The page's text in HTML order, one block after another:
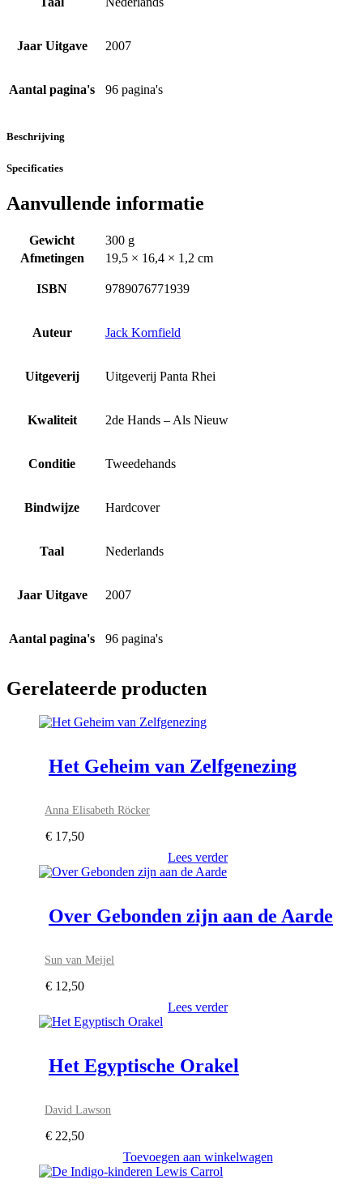
Jaar Uitgave 2007
Aantal pagina's 96 pagina's
Beschrijving
Specificaties
Aanvullende informatie
Gewicht
300 g
Afmetingen
19,5 × 16,4 × 1,2 cm
ISBN 9789076771939
Auteur Jack Kornfield
Uitgeverij Uitgeverij Panta Rhei
Kwaliteit 2de Hands – Als Nieuw
Conditie Tweedehands
Bindwijze Hardcover
Taal Nederlands
Jaar Uitgave 2007
Aantal pagina's 96 pagina's
Gerelateerde producten
Het Geheim van Zelfgenezing
Anna Elisabeth Röcker
€ 17,50
Lees verder
Over Gebonden zijn aan de Aarde
Sun van Meijel
€ 12,50
Lees verder
Het Egyptische Orakel
David Lawson
€ 22,50
Toevoegen aan winkelwagen